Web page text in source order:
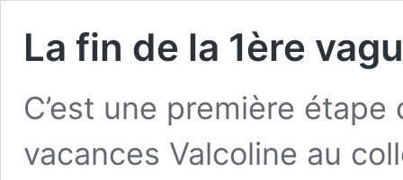
La fin de la 1ère
C’est une première
vacances Valcoline au